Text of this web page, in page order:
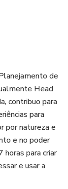
de
Head
contribuo para
para
por natureza e
e no poder
para criar
e usar a